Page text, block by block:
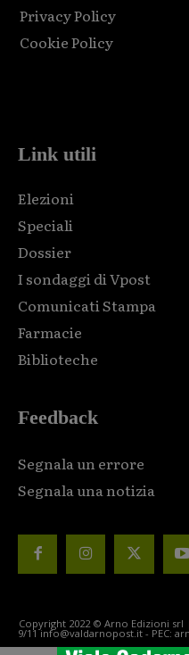
Privacy Policy
Cookie Policy
Link utili
Elezioni
Speciali
Dossier
I sondaggi di Vpost
Comunicati Stampa
Farmacie
Biblioteche
Feedback
Segnala un errore
Segnala una notizia
Copyright 2022 © Arno Edizioni srl
9/11 info@valdarnopost.it - PEC: